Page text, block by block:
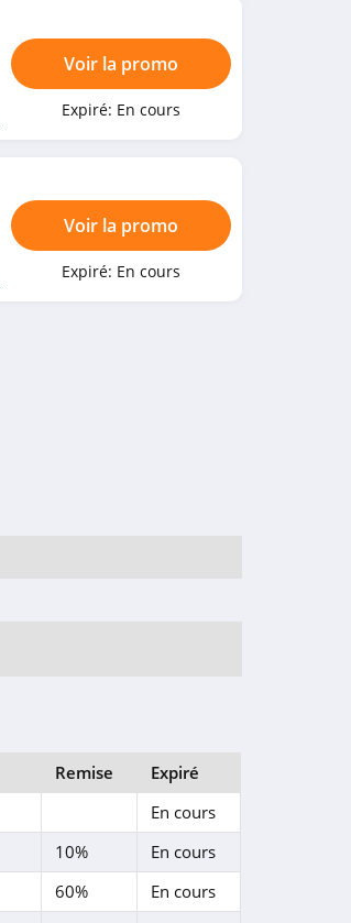
Voir la promo
Expiré: En cours
Voir la promo
Expiré: En cours
Remise
Expiré
En cours
10%
En cours
60%
En cours